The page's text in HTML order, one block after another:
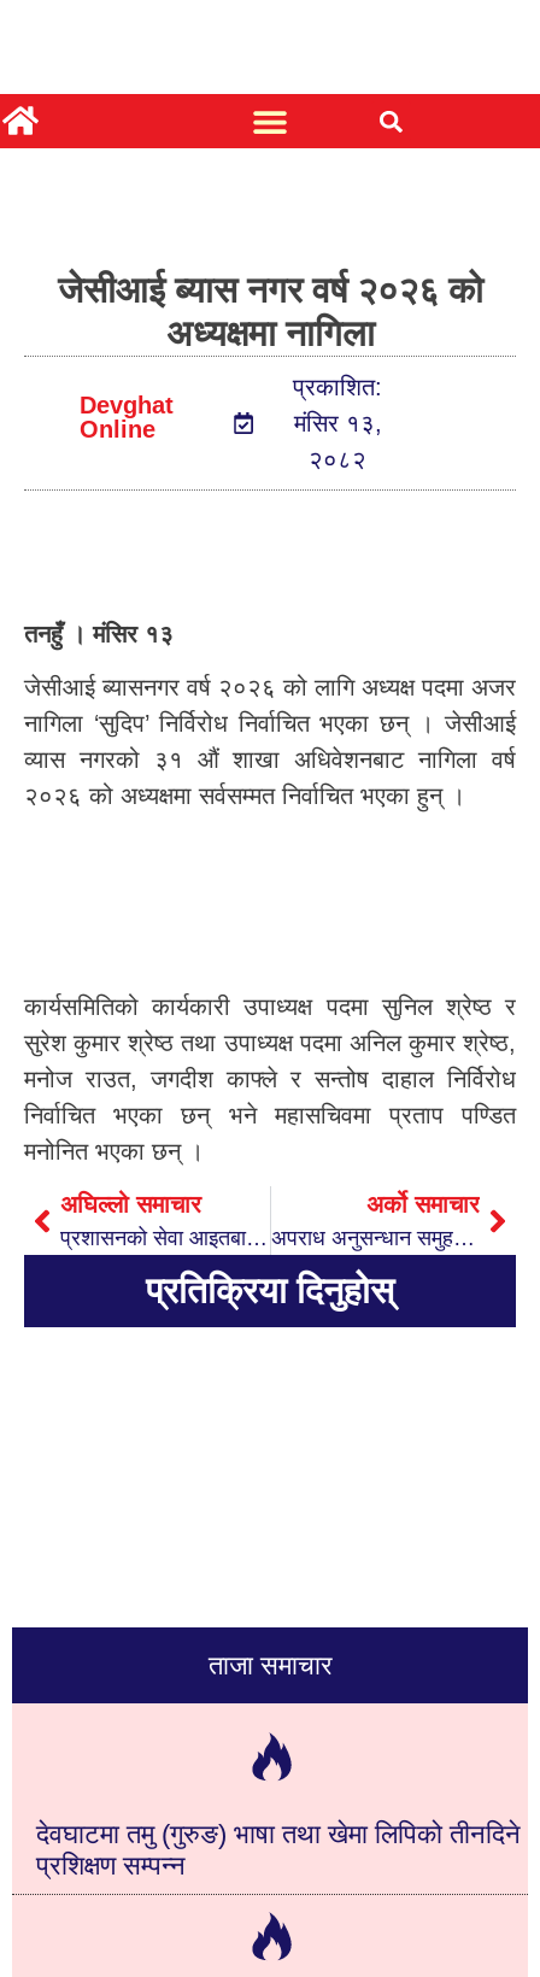
जेसीआई ब्यास नगर वर्ष २०२६ को
अध्यक्षमा नागिला
Devghat
Online
प्रकाशित:
मंसिर १३,
२०८२
तनहुँ । मंसिर १३
जेसीआई ब्यासनगर वर्ष २०२६ को लागि अध्यक्ष पदमा अजर
नागिला ‘सुदिप’ निर्विरोध निर्वाचित भएका छन् । जेसीआई
व्यास नगरको ३१ औं शाखा अधिवेशनबाट नागिला वर्ष
२०२६ को अध्यक्षमा सर्वसम्मत निर्वाचित भएका हुन् ।
कार्यसमितिको कार्यकारी उपाध्यक्ष पदमा सुनिल श्रेष्ठ र
सुरेश कुमार श्रेष्ठ तथा उपाध्यक्ष पदमा अनिल कुमार श्रेष्ठ,
मनोज राउत, जगदीश काफ्ले र सन्तोष दाहाल निर्विरोध
निर्वाचित भएका छन् भने महासचिवमा प्रताप पण्डित
मनोनित भएका छन् ।
अघिल्लो समाचार
प्रशासनको सेवा आइतबारबाट नियमित समयमा
अर्को समाचार
अपराध अनुसन्धान समुहको निरीक्षण सम्पन्न
प्रतिक्रिया दिनुहोस्
ताजा समाचार
देवघाटमा तमु (गुरुङ) भाषा तथा खेमा लिपिको तीनदिने
प्रशिक्षण सम्पन्न